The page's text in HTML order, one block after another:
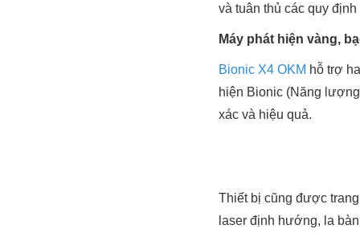
và tuân thủ các quy
Máy phát hiện vàng,
Bionic X4 OKM hỗ trợ
hiện Bionic (Năng
xác và hiệu quả.
Thiết bị cũng được
laser định hướng, la